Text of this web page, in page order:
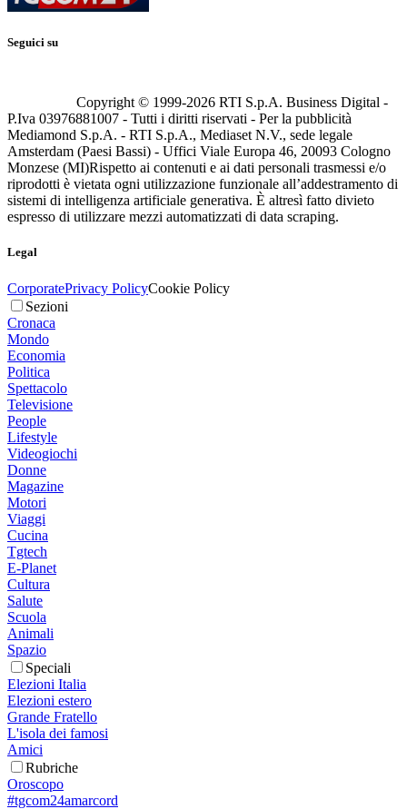
Seguici su
Copyright © 1999-2026 RTI S.p.A. Business Digital -
P.Iva 03976881007 - Tutti i diritti riservati - Per la pubblicità
Mediamond S.p.A. - RTI S.p.A., Mediaset N.V., sede legale
Amsterdam (Paesi Bassi) - Uffici Viale Europa 46, 20093 Cologno
Monzese (MI)Rispetto ai contenuti e ai dati personali trasmessi e/o
riprodotti è vietata ogni utilizzazione funzionale all’addestramento di
sistemi di intelligenza artificiale generativa. È altresì fatto divieto
espresso di utilizzare mezzi automatizzati di data scraping.
Legal
CorporatePrivacy PolicyCookie Policy
Sezioni
Cronaca
Mondo
Economia
Politica
Spettacolo
Televisione
People
Lifestyle
Videogiochi
Donne
Magazine
Motori
Viaggi
Cucina
Tgtech
E-Planet
Cultura
Salute
Scuola
Animali
Spazio
Speciali
Elezioni Italia
Elezioni estero
Grande Fratello
L'isola dei famosi
Amici
Rubriche
Oroscopo
#tgcom24amarcord